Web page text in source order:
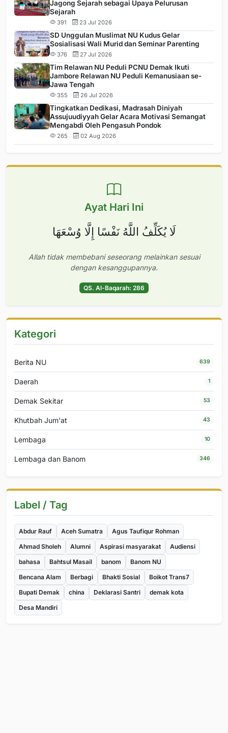
Jagong Sejarah sebagai Upaya Pelurusan
Sejarah
391 23 Jul 2026
SD Unggulan Muslimat NU Kudus Gelar
Sosialisasi Wali Murid dan Seminar Parenting
376 27 Jul 2026
Tim Relawan NU Peduli PCNU Demak Ikuti
Jambore Relawan NU Peduli Kemanusiaan se-
Jawa Tengah
355 26 Jul 2026
Tingkatkan Dedikasi, Madrasah Diniyah
Assujuudiyyah Gelar Acara Motivasi Semangat
Mengabdi Oleh Pengasuh Pondok
265 02 Aug 2026
Ayat Hari Ini
لَا يُكَلِّفُ اللَّهُ نَفْسًا إِلَّا وُسْعَهَا
Allah tidak membebani seseorang melainkan sesuai
dengan kesanggupannya.
QS. Al-Baqarah: 286
Kategori
Berita NU 639
Daerah 1
Demak Sekitar 53
Khutbah Jum'at 43
Lembaga 10
Lembaga dan Banom 346
Label / Tag
Abdur Rauf Aceh Sumatra
Agus Taufiqur Rohman
Ahmad Sholeh
Alumni Aspirasi masyarakat
Audiensi
bahasa
Bahtsul Masail banom
Banom NU
Bencana Alam
Berbagi Bhakti Sosial
Boikot Trans7
Bupati Demak
china Deklarasi Santri
demak kota
Desa Mandiri